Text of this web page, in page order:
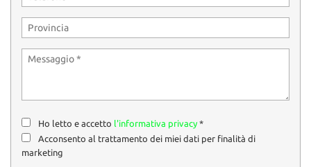
Ho letto e accetto l'informativa privacy*
Acconsento al trattamento dei miei dati per finalità di
marketing